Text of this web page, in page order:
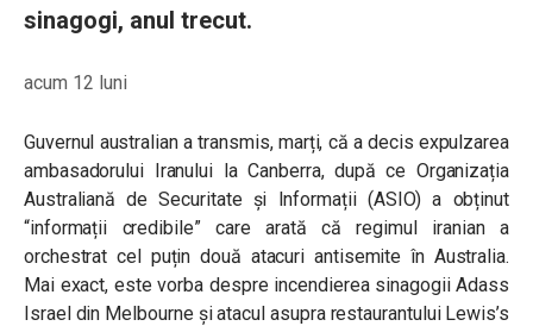
sinagogi, anul trecut.
acum 12 luni
Guvernul australian a transmis, marți, că a decis expulzarea
ambasadorului Iranului la Canberra, după ce Organizația
Australiană de Securitate și Informații (ASIO) a obținut
“informații credibile” care arată că regimul iranian a
orchestrat cel puțin două atacuri antisemite în Australia.
Mai exact, este vorba despre incendierea sinagogii Adass
Israel din Melbourne și atacul asupra restaurantului Lewis’s